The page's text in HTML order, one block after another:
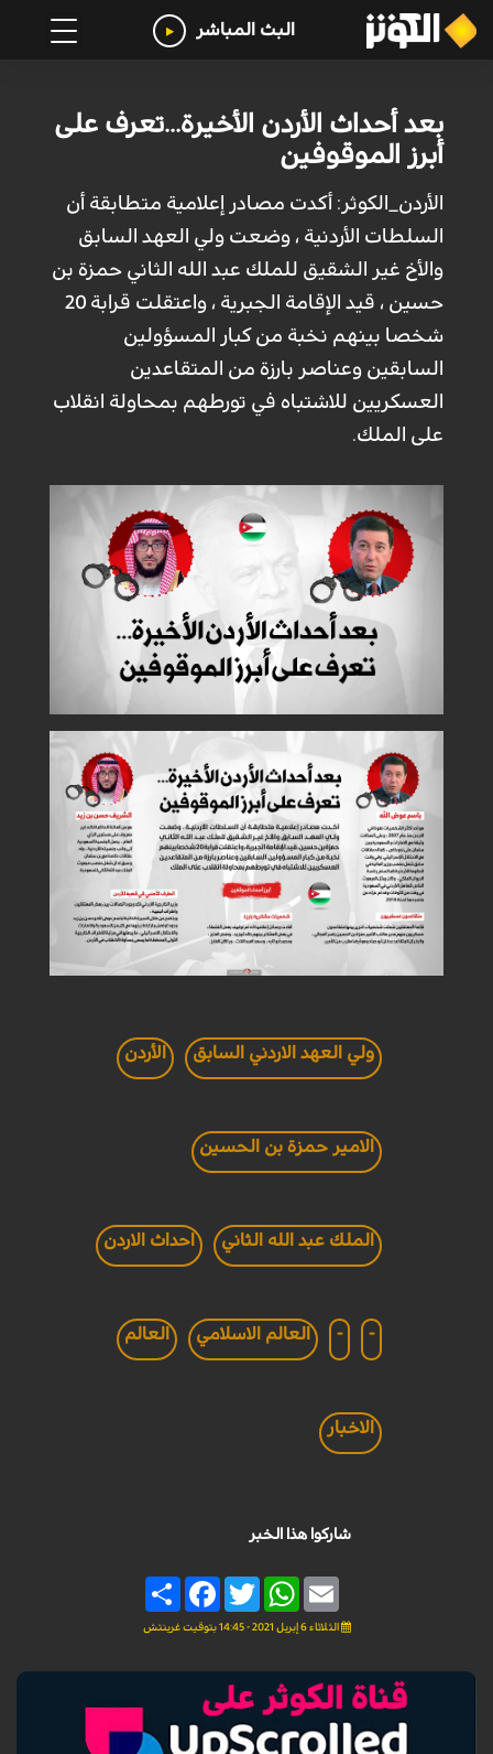
البث المباشر
بعد أحداث الأردن الأخيرة...تعرف على
أبرز الموقوفين
الأردن_الكوثر: أكدت مصادر إعلامية متطابقة أن
السلطات الأردنية ، وضعت ولي العهد السابق
والأخ غير الشقيق للملك عبد الله الثاني حمزة بن
حسين ، قيد الإقامة الجبرية ، واعتقلت قرابة 20
شخصا بينهم نخبة من كبار المسؤولين
السابقين وعناصر بارزة من المتقاعدين
العسكريين للاشتباه في تورطهم بمحاولة انقلاب
على الملك.
ولي العهد الاردني السابق الأردن
الامير حمزة بن الحسين
الملك عبد الله الثاني احداث الاردن
-
- العالم الاسلامي العالم
الاخبار
شاركوا هذا الخبر
Share
FacebookTwitter
WhatsAppEmail
الثلاثاء 6 إبريل 2021 - 14:45 بتوقيت غرينتش